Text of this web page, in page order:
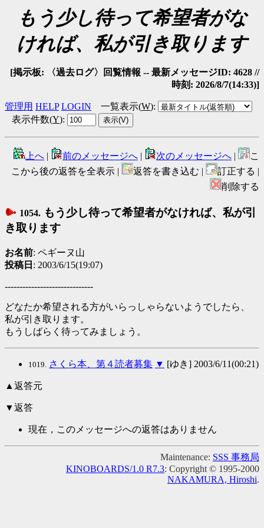
もう少し待って希望者がな
ければ、私が引き取ります
[掲示板: 〈過去ログ〉回覧情報 -- 最新メッセージID: 4628 //
時刻: 2026/8/7(14:33)]
管理用 HELP LOGIN 一覧表示(W):
表示件数(Y):
上へ | 前のメッセージへ | 次のメッセージへ |
こ
こから後の返答を全表示 |
返答を書き込む |
訂正する |
削除する
1054. もう少し待って希望者がなければ、私が引
き取ります
お名前: ペギーヌ山
投稿日 : 2003/6/15(19:07)
------------------------------
どなたか希望される方がいらっしゃらないようでしたら、
私が引き取ります。
もうしばらく待ってみましょう。
1019. さくら本、第４読者募集 ▼ [ゆき] 2003/6/11(00:21)
▲返答元
▼返答
現在，このメッセージへの返答はありません
Maintenance: SSS 事務局
KINOBOARDS/1.0 R7.3: Copyright © 1995-2000
NAKAMURA, Hiroshi.